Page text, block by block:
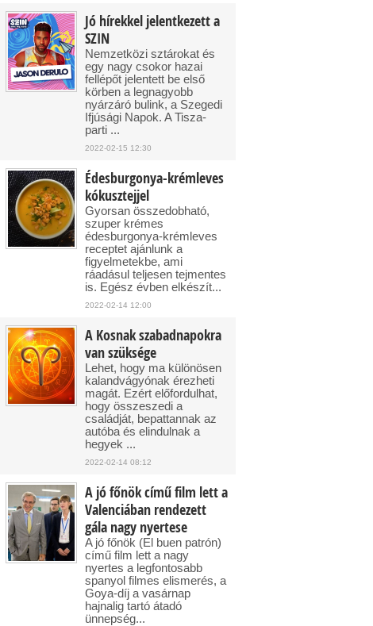
Jó hírekkel jelentkezett a
SZIN
Nemzetközi sztárokat és
egy nagy csokor hazai
fellépőt jelentett be első
körben a legnagyobb
nyárzáró bulink, a Szegedi
Ifjúsági Napok. A Tisza-
parti ...
2022-02-15 12:30
Édesburgonya-krémleves
kókusztejjel
Gyorsan összedobható,
szuper krémes
édesburgonya-krémleves
receptet ajánlunk a
figyelmetekbe, ami
ráadásul teljesen tejmentes
is. Egész évben elkészít...
2022-02-14 12:00
A Kosnak szabadnapokra
van szüksége
Lehet, hogy ma különösen
kalandvágyónak érezheti
magát. Ezért előfordulhat,
hogy összeszedi a
családját, bepattannak az
autóba és elindulnak a
hegyek ...
2022-02-14 08:12
A jó főnök című film lett a
Valenciában rendezett
gála nagy nyertese
A jó főnök (El buen patrón)
című film lett a nagy
nyertes a legfontosabb
spanyol filmes elismerés, a
Goya-díj a vasárnap
hajnalig tartó átadó
ünnepség...